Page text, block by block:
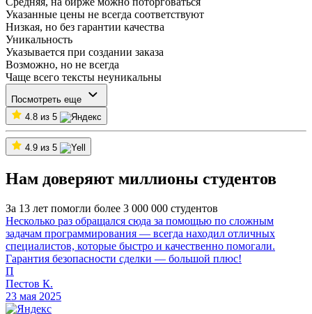
Указанные цены не всегда соответствуют
Низкая, но без гарантии качества
Уникальность
Указывается при создании заказа
Возможно, но не всегда
Чаще всего тексты неуникальны
Посмотреть еще
4.8 из 5
4.9 из 5
Нам доверяют миллионы студентов
За 13 лет помогли более 3 000 000 студентов
Несколько раз обращался сюда за помощью по сложным
задачам программирования — всегда находил отличных
специалистов, которые быстро и качественно помогали.
Гарантия безопасности сделки — большой плюс!
П
Пестов К.
23 мая 2025